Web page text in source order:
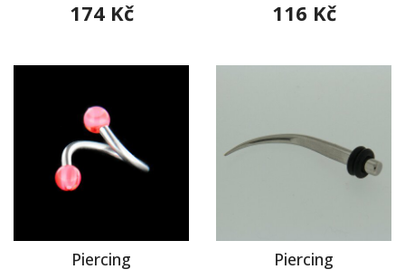
174 Kč 116 Kč
Piercing
Piercing